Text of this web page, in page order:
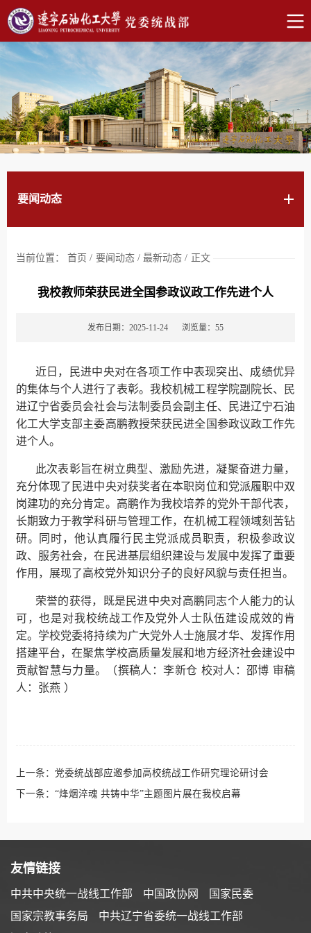
要闻动态
当前位置： 首页 / 要闻动态 / 最新动态 / 正文
我校教师荣获民进全国参政议政工作先进个人
发布日期：2025-11-24 浏览量： 55
近日，民进中央对在各项工作中表现突出、成绩优异
的集体与个人进行了表彰。我校机械工程学院副院长、民
进辽宁省委员会社会与法制委员会副主任、民进辽宁石油
化工大学支部主委高鹏教授荣获民进全国参政议政工作先
进个人。
此次表彰旨在树立典型、激励先进，凝聚奋进力量，
充分体现了民进中央对获奖者在本职岗位和党派履职中双
岗建功的充分肯定。高鹏作为我校培养的党外干部代表，
长期致力于教学科研与管理工作，在机械工程领域刻苦钻
研。同时，他认真履行民主党派成员职责，积极参政议
政、服务社会，在民进基层组织建设与发展中发挥了重要
作用，展现了高校党外知识分子的良好风貌与责任担当。
荣誉的获得，既是民进中央对高鹏同志个人能力的认
可，也是对我校统战工作及党外人士队伍建设成效的肯
定。学校党委将持续为广大党外人士施展才华、发挥作用
搭建平台，在聚焦学校高质量发展和地方经济社会建设中
贡献智慧与力量。（撰稿人：李新仓 校对人：邵博 审稿
人：张燕 ）
上一条： 党委统战部应邀参加高校统战工作研究理论研讨会
下一条： “烽烟淬魂 共铸中华”主题图片展在我校启幕
友情链接
中共中央统一战线工作部 中国政协网
国家民委
国家宗教事务局
中共辽宁省委统一战线工作部